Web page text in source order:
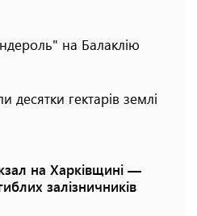
на Балаклію
десятки гектарів землі
на Харківщині —
залізничників